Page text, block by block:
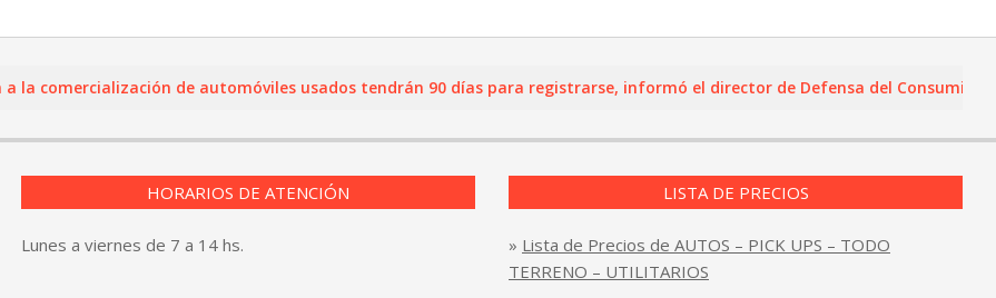
de automóviles usados tendrán 90 días para registrarse, informó el director de Defensa del Consumidor y
HORARIOS DE ATENCIÓN
Lunes a viernes de 7 a 14 hs.
LISTA DE PRECIOS
» Lista de Precios de AUTOS – PICK UPS – TODO
TERRENO – UTILITARIOS